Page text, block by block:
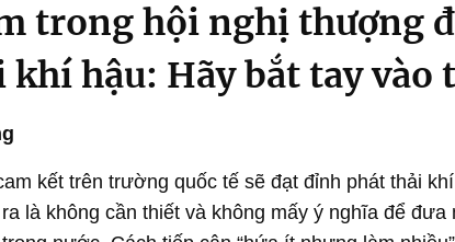
trong hội nghị thượng
khí hậu: Hãy bắt tay vào
kết trên trường quốc tế sẽ đạt đỉnh phát thải
là không cần thiết và không mấy ý nghĩa để đưa